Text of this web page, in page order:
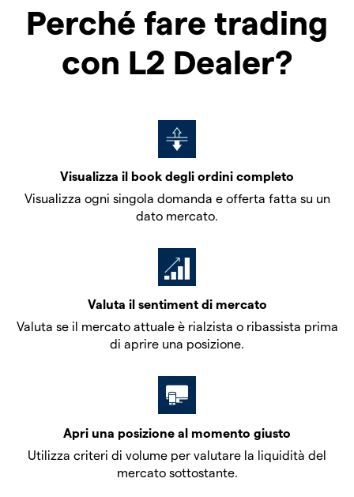
Perché fare trading
con L2 Dealer?
Visualizza il book degli ordini completo
Visualizza ogni singola domanda e offerta fatta su un
dato mercato.
Valuta il sentiment di mercato
Valuta se il mercato attuale è rialzista o ribassista prima
di aprire una posizione.
Apri una posizione al momento giusto
Utilizza criteri di volume per valutare la liquidità del
mercato sottostante.